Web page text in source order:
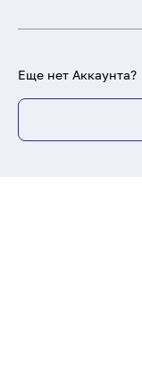
Еще нет Аккаунта?